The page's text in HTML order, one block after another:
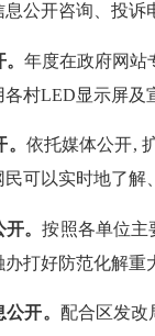
公开咨询、投诉
年度在政府网站
村LED显示屏及
依托媒体公开,
可以实时地了
开。按照各单位主
打好防范化解
开。 配合区发改